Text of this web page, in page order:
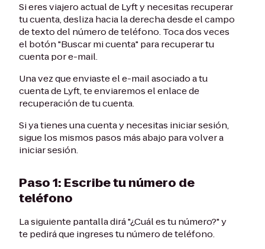
Si eres viajero actual de Lyft y necesitas recuperar
tu cuenta, desliza hacia la derecha desde el campo
de texto del número de teléfono. Toca dos veces
el botón "Buscar mi cuenta" para recuperar tu
cuenta por e-mail.
Una vez que enviaste el e-mail asociado a tu
cuenta de Lyft, te enviaremos el enlace de
recuperación de tu cuenta.
Si ya tienes una cuenta y necesitas iniciar sesión,
sigue los mismos pasos más abajo para volver a
iniciar sesión.
Paso 1: Escribe tu número de
teléfono
La siguiente pantalla dirá "¿Cuál es tu número?" y
te pedirá que ingreses tu número de teléfono.